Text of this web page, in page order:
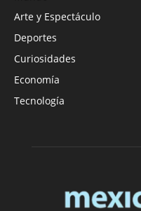
Arte y Espectáculo
Deportes
Curiosidades
Economía
Tecnología